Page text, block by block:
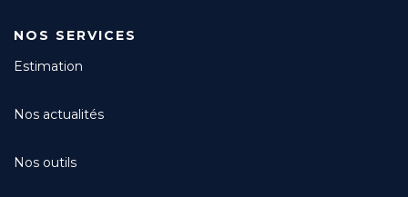
NOS SERVICES
Estimation
Nos actualités
Nos outils